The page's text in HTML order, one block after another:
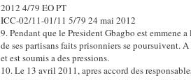
2012 4/79 EO PT
ICC-02/11-01/11 5/79 24 mai 2012
9. Pendant que le President Gbagbo est emmene
de ses partisans faits prisonniers se poursuivent.
et est soumis a des pressions.
10. Le 13 avril 2011, apres accord des